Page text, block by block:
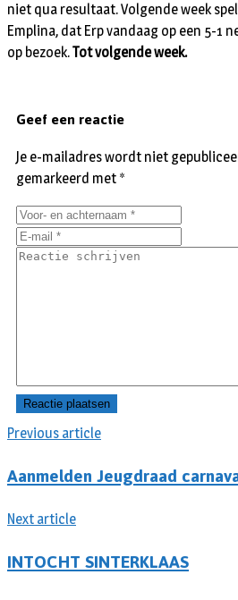
niet qua resultaat. Volgende week
Emplina, dat Erp vandaag op een 5-1
op bezoek.Tot volgende week.
Previous article
Aanmelden Jeugdraad
Next article
INTOCHT SINTERKLAAS
Geef een reactie
Je e-mailadres wordt niet
gemarkeerd met *